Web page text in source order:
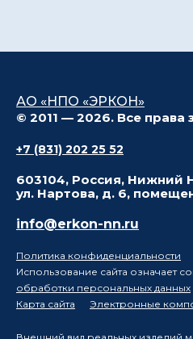
АО «НПО «ЭРКОН»
© 2011 — 2026. Все
+7 (831) 202 25 52
603104, Россия, Нижний
ул. Нартова, д. 6,
info@erkon-nn.ru
Политика конфиденциальности
Использование сайта означает
обработки персональных данных
Карта сайта
Электронные